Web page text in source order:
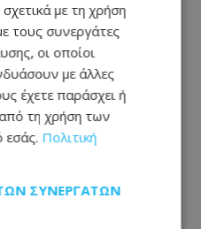
με τη χρήση
τους συνεργάτες
οι οποίοι
με άλλες
έχετε παράσχει ή
τη χρήση των
εσάς. Πολιτική
ΣΥΝΕΡΓΑΤΏΝ